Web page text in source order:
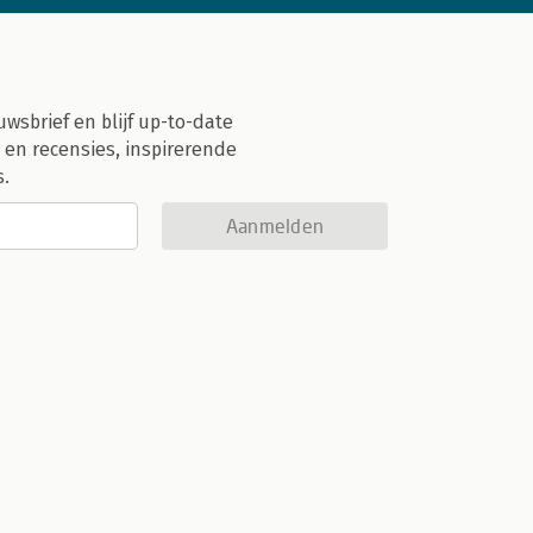
en blijf up-to-date
recensies, inspirerende
Aanmelden